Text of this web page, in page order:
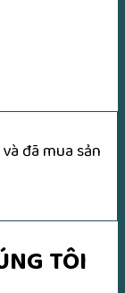
đã mua sản
TÔI